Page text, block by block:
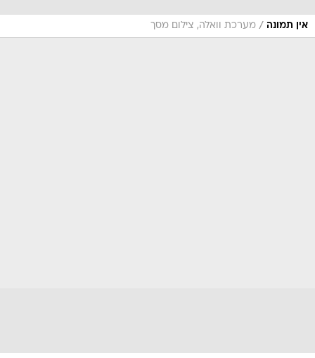
אין תמונה / מערכת וואלה, צילום מסך